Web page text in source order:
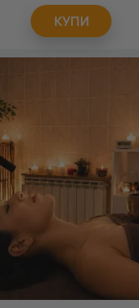
КУПИ